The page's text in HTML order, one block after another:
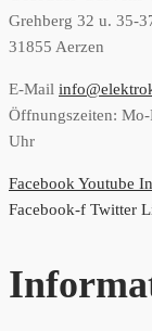
Grehberg 32 u. 35-
31855 Aerzen
E-Mail
Öffnungszeiten:
Uhr
FacebookYoutube
Facebook-f Twitter